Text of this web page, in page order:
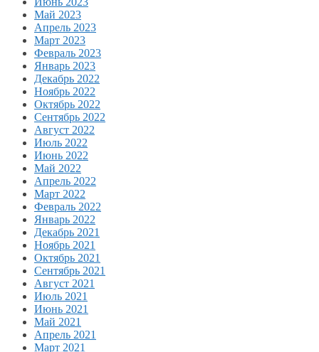
Май 2023
Апрель 2023
Март 2023
Февраль 2023
Январь 2023
Декабрь 2022
Ноябрь 2022
Октябрь 2022
Сентябрь 2022
Август 2022
Июль 2022
Июнь 2022
Май 2022
Апрель 2022
Март 2022
Февраль 2022
Январь 2022
Декабрь 2021
Ноябрь 2021
Октябрь 2021
Сентябрь 2021
Август 2021
Июль 2021
Июнь 2021
Май 2021
Апрель 2021
Март 2021